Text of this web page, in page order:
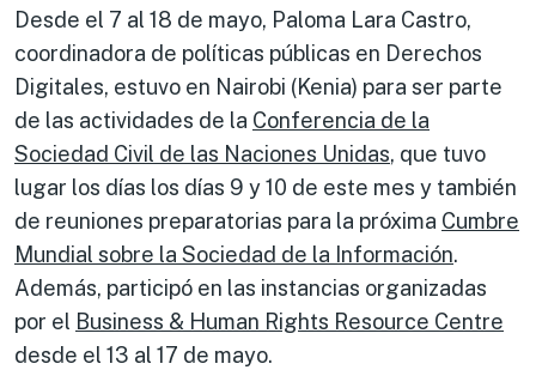
Desde el 7 al 18 de mayo, Paloma Lara Castro,
coordinadora de políticas públicas en Derechos
Digitales, estuvo en Nairobi (Kenia) para ser parte
de las actividades de la Conferencia de la
Sociedad Civil de las Naciones Unidas, que tuvo
lugar los días los días 9 y 10 de este mes y también
de reuniones preparatorias para la próxima Cumbre
Mundial sobre la Sociedad de la Información.
Además, participó en las instancias organizadas
por el Business & Human Rights Resource Centre
desde el 13 al 17 de mayo.